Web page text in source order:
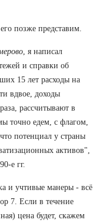
позже представим.
, я написал
и справки об
15 лет расходы на
вдвое, доходы
рассчитывают в
точно едем, с флагом,
потенциал у страны
активов",
е гг.
и учтивые манеры - всё
7. Если в течение
цена будет, скажем